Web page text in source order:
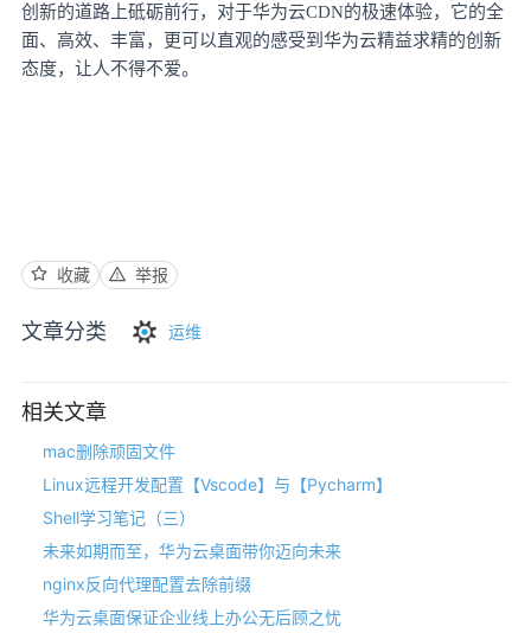
创新的道路上砥砺前行，对于华为云CDN的极速体验，它的全
面、高效、丰富，更可以直观的感受到华为云精益求精的创新
态度，让人不得不爱。
收藏 举报
文章分类 运维
相关文章
mac删除顽固文件
Linux远程开发配置【Vscode】与【Pycharm】
Shell学习笔记（三）
未来如期而至，华为云桌面带你迈向未来
nginx反向代理配置去除前缀
华为云桌面保证企业线上办公无后顾之忧